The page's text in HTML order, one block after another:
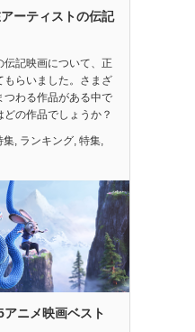
ーティストの伝記
記映画について、正
もらいました。さまざ
つわる作品がある中で
の作品でしょうか？
集, ランキング, 特集,
ニメ映画ベスト